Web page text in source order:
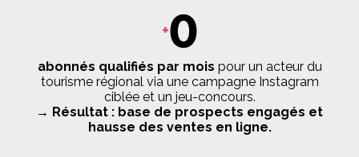
+0
abonnés qualifiés par mois pour un acteur du
tourisme régional via une campagne Instagram
ciblée et un jeu-concours.
→ Résultat : base de prospects engagés et
hausse des ventes en ligne.